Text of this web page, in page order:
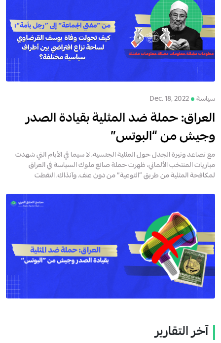
سياسة Dec. 18, 2022
العراق: حملة ضد المثلية بقيادة الصدر
وجيش من “البوتس”
مع تصاعد وتيرة الجدل حول المثلية الجنسية، لا سيما في الأيام التي شهدت
مباريات المنتخب الألماني، ظهرت حملة صانع ملوك السياسة في العراق
لمكافحة المثلية من طريق “التوعية” من دون عنف. وآنذاك، التقطت
آخر التقارير